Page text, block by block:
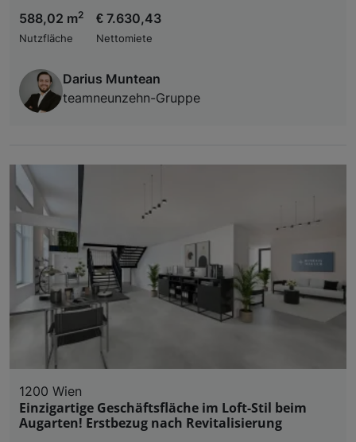
588,02 m2
Nutzfläche
€ 7.630,43
Nettomiete
Darius Muntean
teamneunzehn-Gruppe
1200 Wien
Einzigartige Geschäftsfläche im Loft-Stil beim
Augarten! Erstbezug nach Revitalisierung